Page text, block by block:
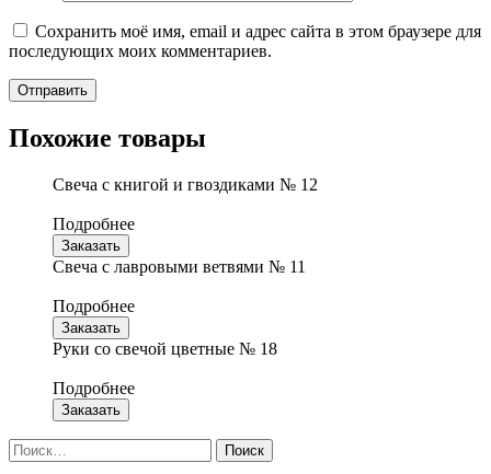
Сохранить моё имя, email и адрес сайта в этом браузере для
последующих моих комментариев.
Похожие товары
Свеча с книгой и гвоздиками № 12
Подробнее
Заказать
Свеча с лавровыми ветвями № 11
Подробнее
Заказать
Руки со свечой цветные № 18
Подробнее
Заказать
Найти: